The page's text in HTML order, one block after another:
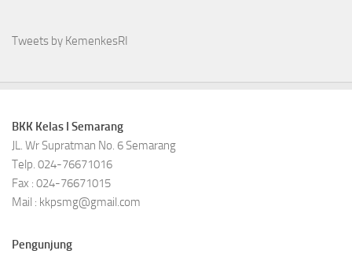
Tweets by KemenkesRI
BKK Kelas I Semarang
JL. Wr Supratman No. 6 Semarang
Telp. 024-76671016
Fax : 024-76671015
Mail : kkpsmg@gmail.com
Pengunjung